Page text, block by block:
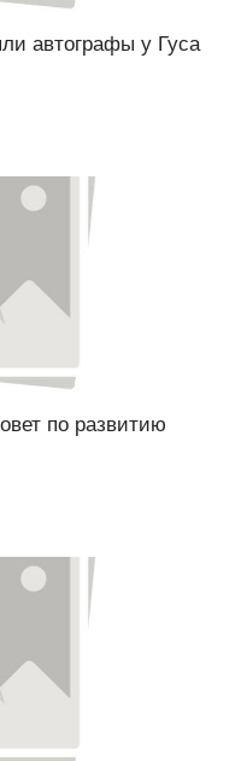
автографы у Гуса
по развитию